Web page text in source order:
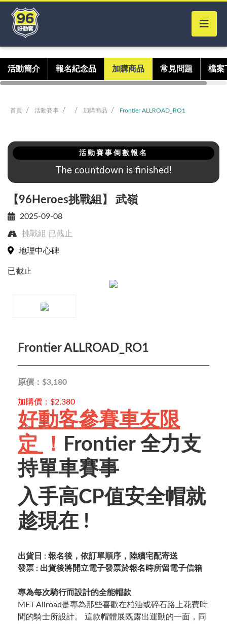
活動簡介 報名紀念品 加購商品 常見問題 檔案
首頁 活動賽事 加購商品 Frontier ALLROAD_RO1
活動賽事倒數報名
The countdown is finished!
【96Heroes挑戰組】 武嶺
2025-09-08
挑戰組 已截止
地理中心碑
已截止
Frontier ALLROAD_RO1
原價：$3,180
加購價：$2,380
好動客參賽車友限
定
！ Frontier 全力支
持單車賽事
入手高CP值安全帽就
趁現在 !
出貨日 : 報名後，依訂單順序，陸續宅配寄送
發票 : 出貨後將開立電子發票於報名時所留電子信箱
專為每次騎行而設計的全能帽款
MET Allroad是專為那些喜歡在柏油或碎石路上花費時
間的騎士所設計。 這款帽體展既露出運動的一面，同
賽事搜尋